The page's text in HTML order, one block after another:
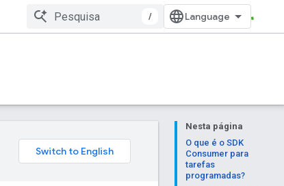
/
Nesta página
O que é o SDK
Consumer para
tarefas
programadas?